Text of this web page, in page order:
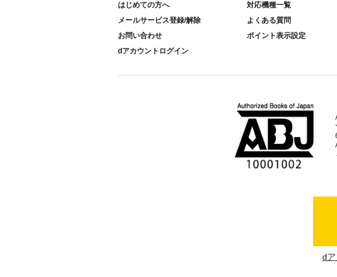
はじめての方へ
対応機種一覧
メールサービス登録/解除
よくある質問
お問い合わせ
ポイント表示設定
dアカウントログイン
d